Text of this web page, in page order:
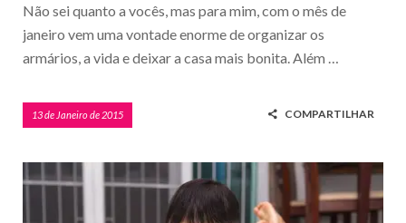
Não sei quanto a vocês, mas para mim, com o mês de
janeiro vem uma vontade enorme de organizar os
armários, a vida e deixar a casa mais bonita. Além …
13 de Janeiro de 2015 COMPARTILHAR